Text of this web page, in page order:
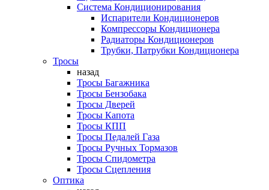
Система Кондиционирования
Испарители Кондиционеров
Компрессоры Кондиционера
Радиаторы Кондиционеров
Трубки, Патрубки Кондиционера
Тросы
назад
Тросы Багажника
Тросы Бензобака
Тросы Дверей
Тросы Капота
Тросы КПП
Тросы Педалей Газа
Тросы Ручных Тормазов
Тросы Спидометра
Тросы Сцепления
Оптика